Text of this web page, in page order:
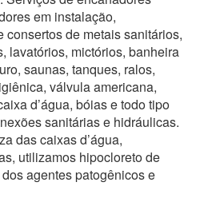
em instalação,
consertos de metais sanitários,
lavatórios, mictórios, banheira
saunas, tanques, ralos,
válvula americana,
d’água, bóias e todo tipo
sanitárias e hidráulicas.
das caixas d’água,
utilizamos hipocloreto de
agentes patogênicos e